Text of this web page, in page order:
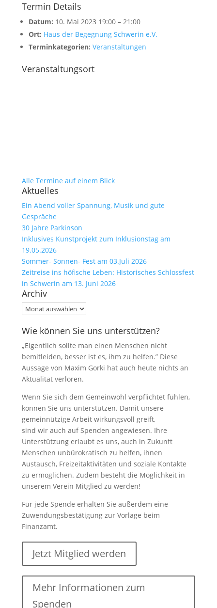
Termin Details
Datum: 10. Mai 2023 19:00– 21:00
Ort: Haus der Begegnung Schwerin e.V.
Terminkategorien: Veranstaltungen
Veranstaltungsort
Alle Termine auf einem Blick
Aktuelles
Ein Abend voller Spannung, Musik und gute
Gespräche
30 Jahre Parkinson
Inklusives Kunstprojekt zum Inklusionstag am
19.05.2026
Sommer- Sonnen- Fest am 03.Juli 2026
Zeitreise ins höfische Leben: Historisches Schlossfest
in Schwerin am 13. Juni 2026
Archiv
Archiv
Wie können Sie uns unterstützen?
„Eigentlich sollte man einen Menschen nicht
bemitleiden, besser ist es, ihm zu helfen.” Diese
Aussage von Maxim Gorki hat auch heute nichts an
Aktualität verloren.
Wenn Sie sich dem Gemeinwohl verpflichtet fühlen,
können Sie uns unterstützen. Damit unsere
gemeinnützige Arbeit wirkungsvoll greift,
sind wir auch auf Spenden angewiesen. Ihre
Unterstützung erlaubt es uns, auch in Zukunft
Menschen unbürokratisch zu helfen, ihnen
Austausch, Freizeitaktivitäten und soziale Kontakte
zu ermöglichen. Zudem besteht die Möglichkeit in
unserem Verein Mitglied zu werden!
Für jede Spende erhalten Sie außerdem eine
Zuwendungsbestätigung zur Vorlage beim
Finanzamt.
Jetzt Mitglied werden
Mehr Informationen zum
Spenden